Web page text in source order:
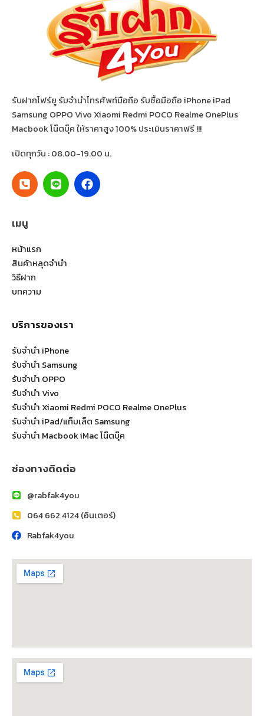
รับฝากโฟร์ยู รับจำนำโทรศัพท์มือถือ รับซื้อมือถือ iPhone iPad
Samsung OPPO Vivo Xiaomi Redmi POCO Realme OnePlus
Macbook โน๊ตบุ๊ค ให้ราคาสูง 100% ประเมินราคาฟรี !!!
เปิดทุกวัน : 08.00-19.00 น.
เมนู
หน้าแรก
สินค้าหลุดจำนำ
วิธีฝาก
บทความ
บริการของเรา
รับจำนำ iPhone
รับจำนำ Samsung
รับจำนำ OPPO
รับจำนำ Vivo
รับจำนำ Xiaomi Redmi POCO Realme OnePlus
รับจำนำ iPad/แท็บเล็ต Samsung
รับจำนำ Macbook iMac โน๊ตบุ๊ค
ช่องทางติดต่อ
@rabfak4you
064 662 4124 (อินเตอร์)
Rabfak4you